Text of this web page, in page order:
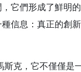
它們形成了鮮明
信息：真正的創
斯克，它不僅僅是